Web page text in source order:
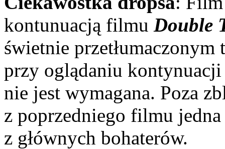
kontunuacją filmu Double
świetnie przetłumaczonym
przy oglądaniu
nie jest wymagana. Poza
z poprzedniego filmu
z głównych bohaterów.